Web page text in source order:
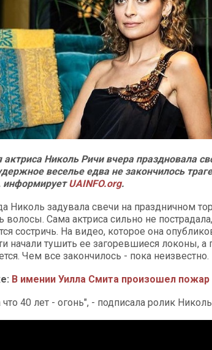
Николь Ричи вчера праздновала
веселье едва не закончилось
информируетUAINFO.org.
Николь задувала свечи на праздничном
волосы. Сама актриса сильно не
состричь. На видео, которое она
начали тушить ее загоревшиеся локоны, а
Чем все закончилось - пока неизвестно.
В имении Уилла Смита произошел пожар
40 лет - огонь", - подписала ролик